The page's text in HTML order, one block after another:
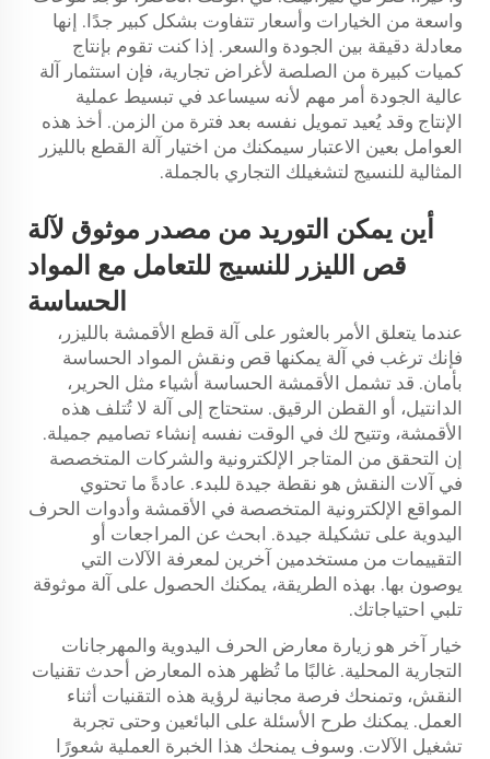
واسعة من الخيارات وأسعار تتفاوت بشكل كبير جدًا. إنها
معادلة دقيقة بين الجودة والسعر. إذا كنت تقوم بإنتاج
كميات كبيرة من الصلصة لأغراض تجارية، فإن استثمار آلة
عالية الجودة أمر مهم لأنه سيساعد في تبسيط عملية
الإنتاج وقد يُعيد تمويل نفسه بعد فترة من الزمن. أخذ هذه
العوامل بعين الاعتبار سيمكنك من اختيار آلة القطع بالليزر
المثالية للنسيج لتشغيلك التجاري بالجملة.
أين يمكن التوريد من مصدر موثوق لآلة
قص الليزر للنسيج للتعامل مع المواد
الحساسة
عندما يتعلق الأمر بالعثور على آلة قطع الأقمشة بالليزر،
فإنك ترغب في آلة يمكنها قص ونقش المواد الحساسة
بأمان. قد تشمل الأقمشة الحساسة أشياء مثل الحرير،
الدانتيل، أو القطن الرقيق. ستحتاج إلى آلة لا تُتلف هذه
الأقمشة، وتتيح لك في الوقت نفسه إنشاء تصاميم جميلة.
إن التحقق من المتاجر الإلكترونية والشركات المتخصصة
في آلات النقش هو نقطة جيدة للبدء. عادةً ما تحتوي
المواقع الإلكترونية المتخصصة في الأقمشة وأدوات الحرف
اليدوية على تشكيلة جيدة. ابحث عن المراجعات أو
التقييمات من مستخدمين آخرين لمعرفة الآلات التي
يوصون بها. بهذه الطريقة، يمكنك الحصول على آلة موثوقة
تلبي احتياجاتك.
خيار آخر هو زيارة معارض الحرف اليدوية والمهرجانات
التجارية المحلية. غالبًا ما تُظهر هذه المعارض أحدث تقنيات
النقش، وتمنحك فرصة مجانية لرؤية هذه التقنيات أثناء
العمل. يمكنك طرح الأسئلة على البائعين وحتى تجربة
تشغيل الآلات. وسوف يمنحك هذا الخبرة العملية شعورًا